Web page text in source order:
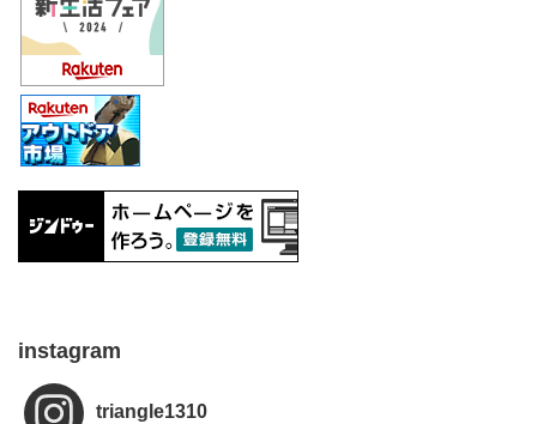
instagram
triangle1310